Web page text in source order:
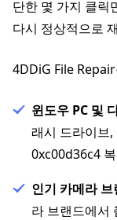
단한 몇 가지 클릭
다시 정상적으로
4DDiG File
윈도우 PC 및
래시 드라이브
0xc00d36c4
인기 카메라
라 브랜드에서